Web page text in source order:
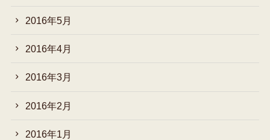
2016年5月
2016年4月
2016年3月
2016年2月
2016年1月